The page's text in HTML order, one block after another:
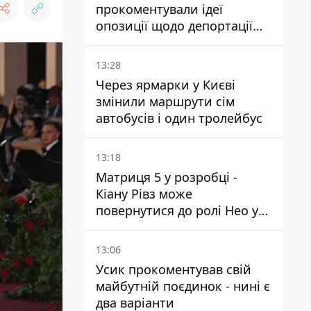
прокоментували ідеї
опозиції щодо депортації
українських чоловіків -
абсурд і популізм
13:28
Через ярмарки у Києві
змінили маршрути сім
автобусів і один тролейбус
13:18
Матриця 5 у розробці -
Кіану Рівз може
повернутися до ролі Нео у
п'ятій частині
13:06
Усик прокоментував свій
майбутній поєдинок - нині є
два варіанти